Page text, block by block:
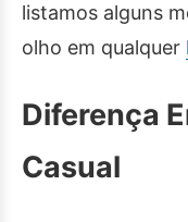
listamos alguns
olho em qualquer
Diferença
Casual